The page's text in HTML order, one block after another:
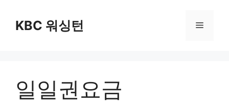
KBC 워싱턴 메
일일권요금